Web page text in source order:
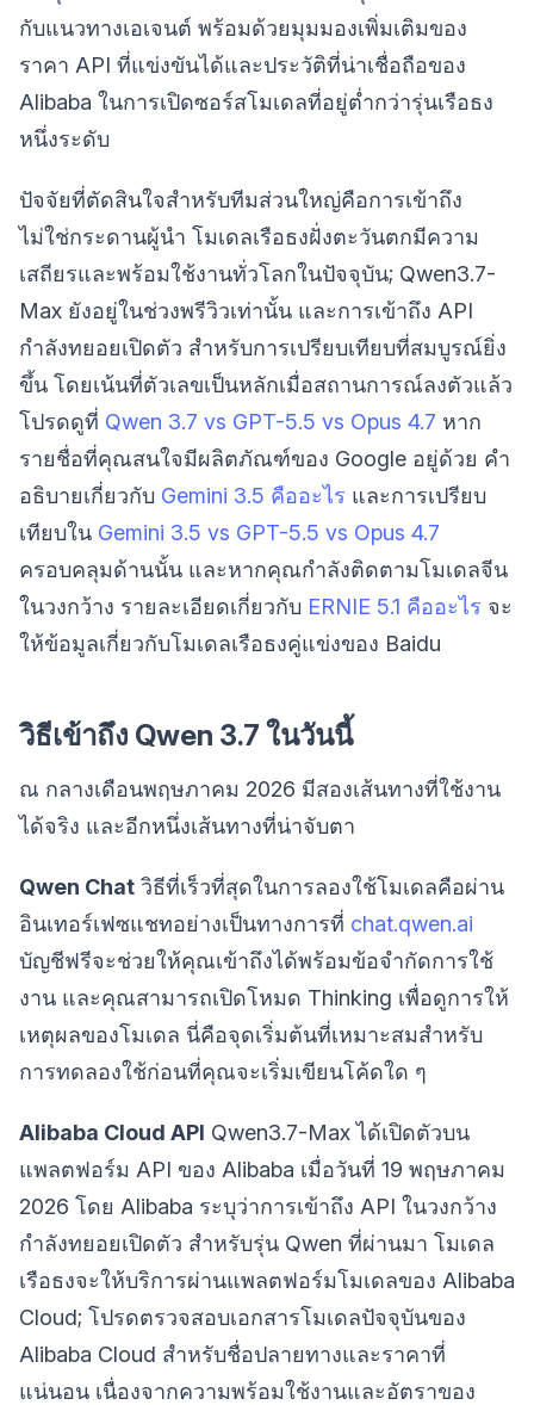
กับแนวทางเอเจนต์ พร้อมด้วยมุมมองเพิ่มเติมของ
ราคา API ที่แข่งขันได้และประวัติที่น่าเชื่อถือของ
Alibaba ในการเปิดซอร์สโมเดลที่อยู่ต่ำกว่ารุ่นเรือธง
หนึ่งระดับ
ปัจจัยที่ตัดสินใจสำหรับทีมส่วนใหญ่คือการเข้าถึง
ไม่ใช่กระดานผู้นำ โมเดลเรือธงฝั่งตะวันตกมีความ
เสถียรและพร้อมใช้งานทั่วโลกในปัจจุบัน; Qwen3.7-
Max ยังอยู่ในช่วงพรีวิวเท่านั้น และการเข้าถึง API
กำลังทยอยเปิดตัว สำหรับการเปรียบเทียบที่สมบูรณ์ยิ่ง
ขึ้น โดยเน้นที่ตัวเลขเป็นหลักเมื่อสถานการณ์ลงตัวแล้ว
โปรดดูที่ Qwen 3.7 vs GPT-5.5 vs Opus 4.7 หาก
รายชื่อที่คุณสนใจมีผลิตภัณฑ์ของ Google อยู่ด้วย คำ
อธิบายเกี่ยวกับ Gemini 3.5 คืออะไร และการเปรียบ
เทียบใน Gemini 3.5 vs GPT-5.5 vs Opus 4.7
ครอบคลุมด้านนั้น และหากคุณกำลังติดตามโมเดลจีน
ในวงกว้าง รายละเอียดเกี่ยวกับ ERNIE 5.1 คืออะไร จะ
ให้ข้อมูลเกี่ยวกับโมเดลเรือธงคู่แข่งของ Baidu
วิธีเข้าถึง Qwen 3.7 ในวันนี้
ณ กลางเดือนพฤษภาคม 2026 มีสองเส้นทางที่ใช้งาน
ได้จริง และอีกหนึ่งเส้นทางที่น่าจับตา
Qwen Chat วิธีที่เร็วที่สุดในการลองใช้โมเดลคือผ่าน
อินเทอร์เฟซแชทอย่างเป็นทางการที่ chat.qwen.ai
บัญชีฟรีจะช่วยให้คุณเข้าถึงได้พร้อมข้อจำกัดการใช้
งาน และคุณสามารถเปิดโหมด Thinking เพื่อดูการให้
เหตุผลของโมเดล นี่คือจุดเริ่มต้นที่เหมาะสมสำหรับ
การทดลองใช้ก่อนที่คุณจะเริ่มเขียนโค้ดใด ๆ
Alibaba Cloud API Qwen3.7-Max ได้เปิดตัวบน
แพลตฟอร์ม API ของ Alibaba เมื่อวันที่ 19 พฤษภาคม
2026 โดย Alibaba ระบุว่าการเข้าถึง API ในวงกว้าง
กำลังทยอยเปิดตัว สำหรับรุ่น Qwen ที่ผ่านมา โมเดล
เรือธงจะให้บริการผ่านแพลตฟอร์มโมเดลของ Alibaba
Cloud; โปรดตรวจสอบเอกสารโมเดลปัจจุบันของ
Alibaba Cloud สำหรับชื่อปลายทางและราคาที่
แน่นอน เนื่องจากความพร้อมใช้งานและอัตราของ